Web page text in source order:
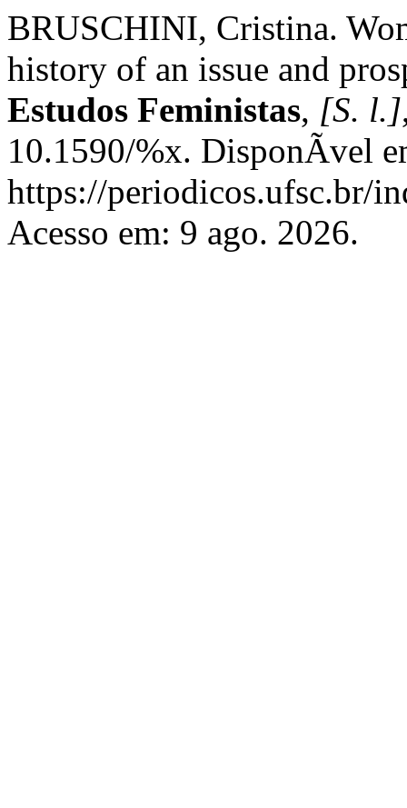
BRUSCHINI, Cristina.
history of an issue and
Estudos Feministas, [S. l.]
10.1590/%x. DisponÃ­vel
https://periodicos.ufsc.br/
Acesso em: 9 ago. 2026.